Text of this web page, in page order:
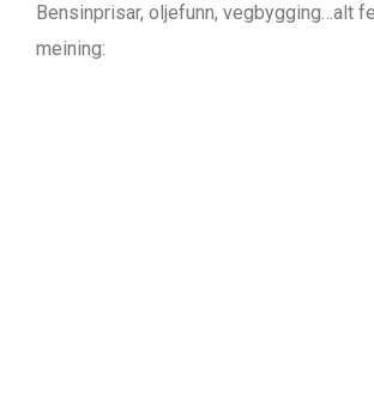
Bensinprisar, oljefunn, vegbygging…alt
meining: